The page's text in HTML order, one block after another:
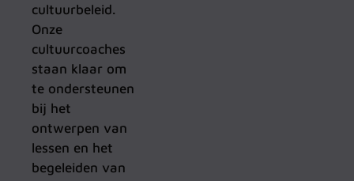
cultuurbeleid.
Onze
cultuurcoaches
staan klaar om
te ondersteunen
bij het
ontwerpen van
lessen en het
begeleiden van